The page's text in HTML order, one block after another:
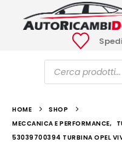
Ricerca
prodotti
HOME
SHOP
MECCANICA E PERFORMANCE,
53039700394 TURBINA OPEL